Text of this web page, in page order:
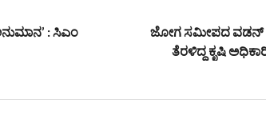
: ಸಿಎಂ
ಜೋಗ ಸಮೀಪದ ವಡನ್
ತೆರಳಿದ್ದ ಕೃಷಿ